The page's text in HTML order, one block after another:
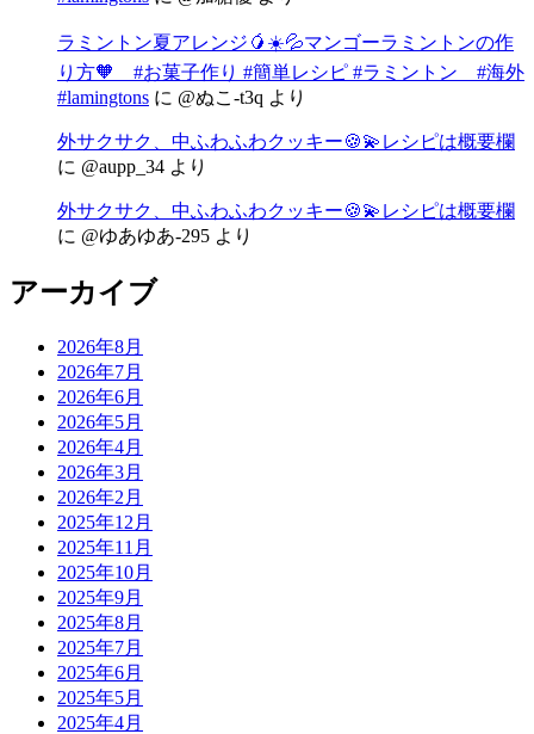
ラミントン夏アレンジ🥭☀️💦マンゴーラミントンの作
り方🧡 #お菓子作り #簡単レシピ #ラミントン #海外
#lamingtons に @ぬこ-t3q より
外サクサク、中ふわふわクッキー🍪💫レシピは概要欄
に @aupp_34 より
外サクサク、中ふわふわクッキー🍪💫レシピは概要欄
に @ゆあゆあ-295 より
アーカイブ
2026年8月
2026年7月
2026年6月
2026年5月
2026年4月
2026年3月
2026年2月
2025年12月
2025年11月
2025年10月
2025年9月
2025年8月
2025年7月
2025年6月
2025年5月
2025年4月